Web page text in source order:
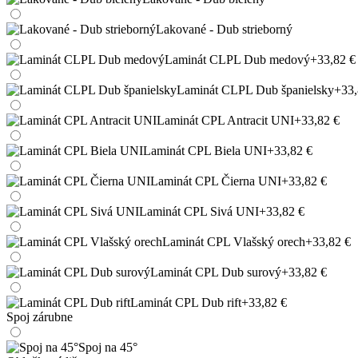
Lakované - Dub strieborný
Laminát CLPL Dub medový+33,82 €
Laminát CLPL Dub španielsky
Laminát CPL Antracit UNI+33,82 €
Laminát CPL Biela UNI+33,82 €
Laminát CPL Čierna UNI+33,82 €
Laminát CPL Sivá UNI+33,82 €
Laminát CPL Vlašský orech+33,82 €
Laminát CPL Dub surový+33,82 €
Laminát CPL Dub rift+33,82 €
Spoj zárubne
Spoj na 45°